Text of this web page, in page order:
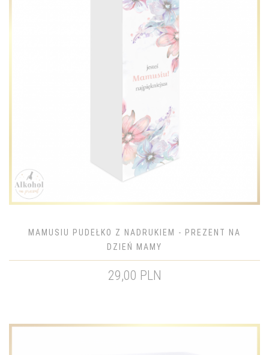
MAMUSIU PUDEŁKO Z NADRUKIEM - PREZENT NA
DZIEŃ MAMY
29,00 PLN